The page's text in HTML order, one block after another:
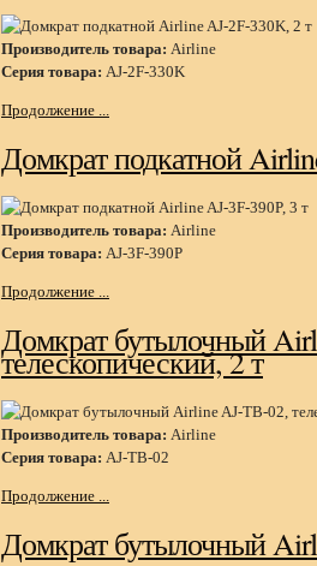
Производитель товара: Airline
Серия товара: AJ-2F-330K
Продолжение ...
Домкрат подкатной
Производитель товара: Airline
Серия товара: AJ-3F-390P
Продолжение ...
Домкрат бутылочный
телескопический, 2 т
Производитель товара: Airline
Серия товара: AJ-TB-02
Продолжение ...
Домкрат бутылочный